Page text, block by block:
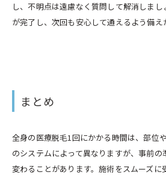
し、不明点は遠慮なく質問して解消しま
が完了し、次回も安心して通えるよう備え
まとめ
全身の医療脱毛1回にかかる時間は、部位
のシステムによって異なりますが、事前の
変わることがあります。施術をスムーズ